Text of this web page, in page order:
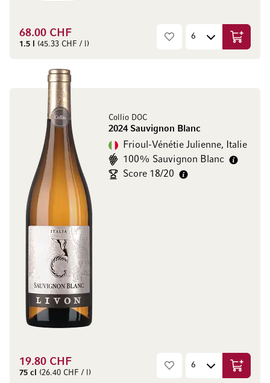
68.00 CHF
1.5 l (45.33 CHF / l) Ajouter
Collio DOC
2024 Sauvignon Blanc
Frioul-Vénétie Julienne, Italie
100% Sauvignon Blanc
Score 18/20
19.80 CHF
75 cl (26.40 CHF / l) Ajouter